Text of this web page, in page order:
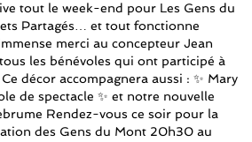
tout le week-end pour Les Gens du
Partagés… et tout fonctionne
merci au concepteur Jean
les bénévoles qui ont participé à
décor accompagnera aussi : ✨ Mary
de spectacle ✨ et notre nouvelle
Rendez-vous ce soir pour la
des Gens du Mont 20h30 au